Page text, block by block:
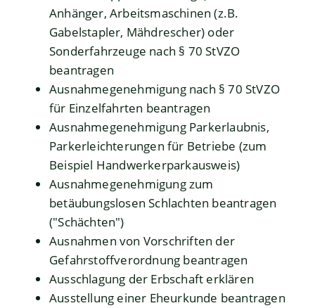
Anhänger, Arbeitsmaschinen (z.B.
Gabelstapler, Mähdrescher) oder
Sonderfahrzeuge nach § 70 StVZO
beantragen
Ausnahmegenehmigung nach § 70 StVZO
für Einzelfahrten beantragen
Ausnahmegenehmigung Parkerlaubnis,
Parkerleichterungen für Betriebe (zum
Beispiel Handwerkerparkausweis)
Ausnahmegenehmigung zum
betäubungslosen Schlachten beantragen
("Schächten")
Ausnahmen von Vorschriften der
Gefahrstoffverordnung beantragen
Ausschlagung der Erbschaft erklären
Ausstellung einer Eheurkunde beantragen